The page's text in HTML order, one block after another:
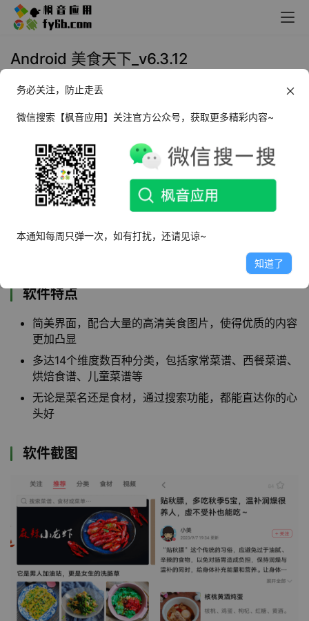
Android 美食天下_v6.3.12
2024年10月23日 14:25
软件介绍
美食天下是一款专注美食的吃货社区，汇聚海量菜谱的常备
工具，令厨房与餐桌成为一家人妙不可言的愉悦生活。 在
这里，活跃的美食杰出作者与热爱生活的美食家们，通过锅
碗瓢盆、菜豆果蔬，为您呈现图文并茂、无比详细的菜谱，
软件特点
简美界面，配合大量的高清美食图片，使得优质的内容
更加凸显
多达14个维度数百种分类，包括家常菜谱、西餐菜谱、
烘焙食谱、儿童菜谱等
无论是菜名还是食材，通过搜索功能，都能直达你的心
头好
软件截图
务必关注，防止走丢
微信搜索【枫音应用】关注官方公众号，获取更多精彩内容~
本通知每周只弹一次，如有打扰，还请见谅~
知道了